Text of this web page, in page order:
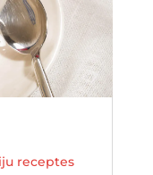
receptes